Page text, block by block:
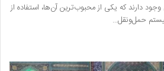
دارند که یکی از محبوب‌ترین آن‌ها، استفاده از
حمل‌ونقل…